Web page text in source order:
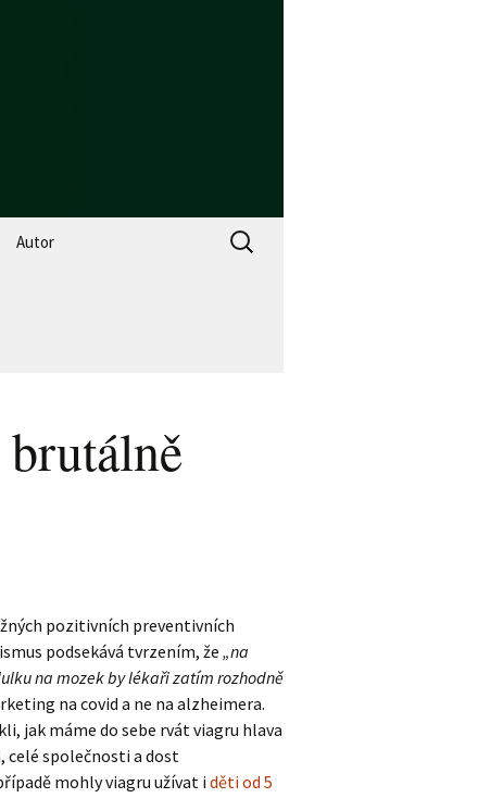
Autor
Vyhledávání
pozitivních preventivních
podsekává tvrzením, že „na
na mozek by lékaři zatím rozhodně
na covid a ne na alzheimera.
jak máme do sebe rvát viagru hlava
celé společnosti a dost
mohly viagru užívat iděti od 5